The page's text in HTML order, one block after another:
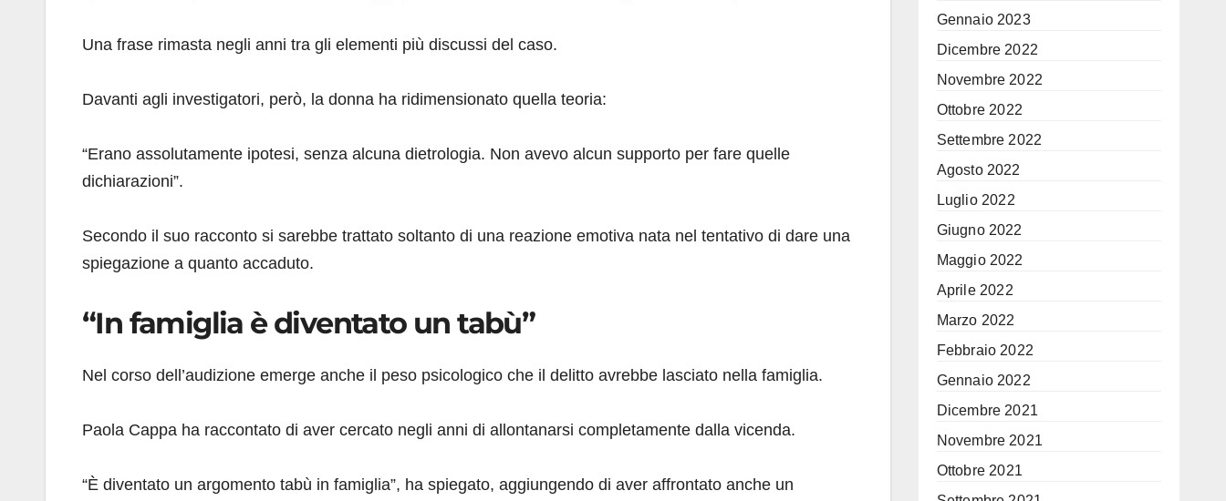
Una frase rimasta negli anni tra gli elementi più discussi del caso.
Davanti agli investigatori, però, la donna ha ridimensionato quella teoria:
“Erano assolutamente ipotesi, senza alcuna dietrologia. Non avevo alcun supporto per fare quelle
dichiarazioni”.
Secondo il suo racconto si sarebbe trattato soltanto di una reazione emotiva nata nel tentativo di dare una
spiegazione a quanto accaduto.
“In famiglia è diventato un tabù”
Nel corso dell’audizione emerge anche il peso psicologico che il delitto avrebbe lasciato nella famiglia.
Paola Cappa ha raccontato di aver cercato negli anni di allontanarsi completamente dalla vicenda.
“È diventato un argomento tabù in famiglia”, ha spiegato, aggiungendo di aver affrontato anche un
Gennaio 2023
Dicembre 2022
Novembre 2022
Ottobre 2022
Settembre 2022
Agosto 2022
Luglio 2022
Giugno 2022
Maggio 2022
Aprile 2022
Marzo 2022
Febbraio 2022
Gennaio 2022
Dicembre 2021
Novembre 2021
Ottobre 2021